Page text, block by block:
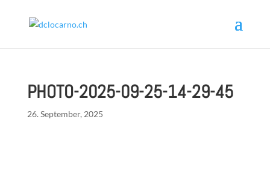
PHOTO-2025-09-25-14-29-45
26. September, 2025